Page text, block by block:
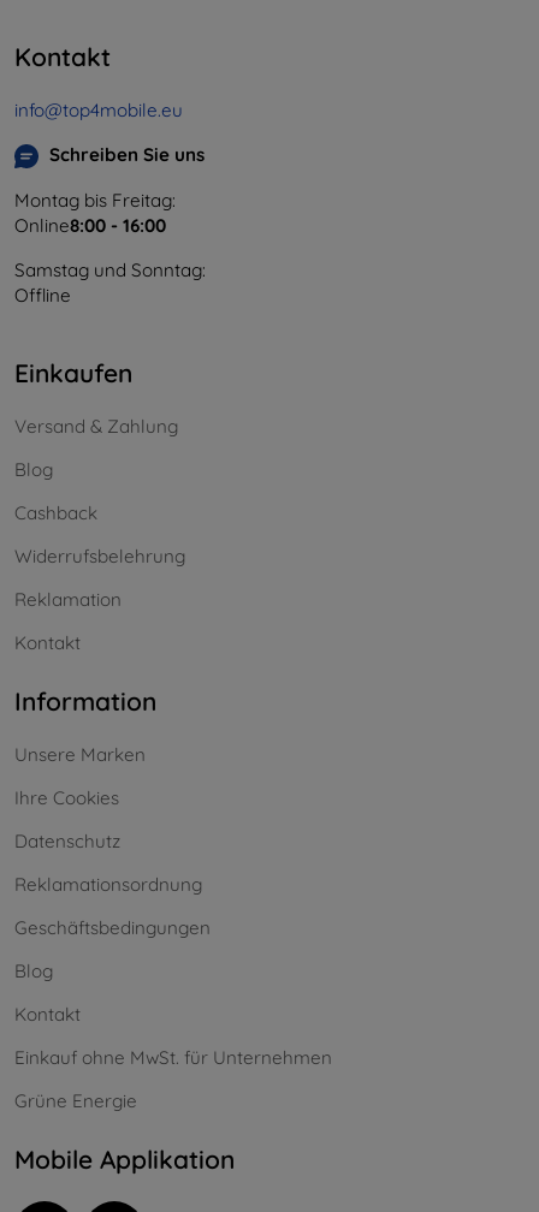
Kontakt
info@top4mobile.eu
Schreiben Sie uns
Montag bis Freitag:
Online8:00 - 16:00
Samstag und Sonntag:
Offline
Einkaufen
Versand & Zahlung
Blog
Cashback
Widerrufsbelehrung
Reklamation
Kontakt
Information
Unsere Marken
Ihre Cookies
Datenschutz
Reklamationsordnung
Geschäftsbedingungen
Blog
Kontakt
Einkauf ohne MwSt. für Unternehmen
Grüne Energie
Mobile Applikation